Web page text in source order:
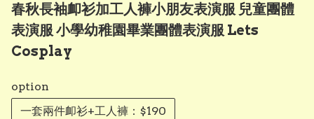
春秋長袖卹衫加工人褲小朋友表演服 兒童團體
表演服 小學幼稚園畢業團體表演服 Lets
Cosplay
option
一套兩件卹衫+工人褲：$190